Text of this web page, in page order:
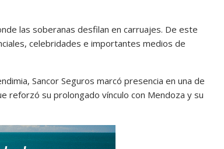
las soberanas desfilan en carruajes. De este
celebridades e importantes medios de
Sancor Seguros marcó presencia en una de
reforzó su prolongado vínculo con Mendoza y su